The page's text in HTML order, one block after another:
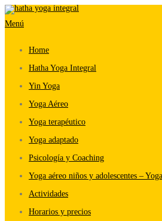
Saltar
al
Menú
Home
Hatha Yoga Integral
Yin Yoga
Yoga Aéreo
Yoga terapéutico
Yoga adaptado
Psicología y Coaching
Yoga aéreo niños y adolescentes –
Actividades
Horarios y precios